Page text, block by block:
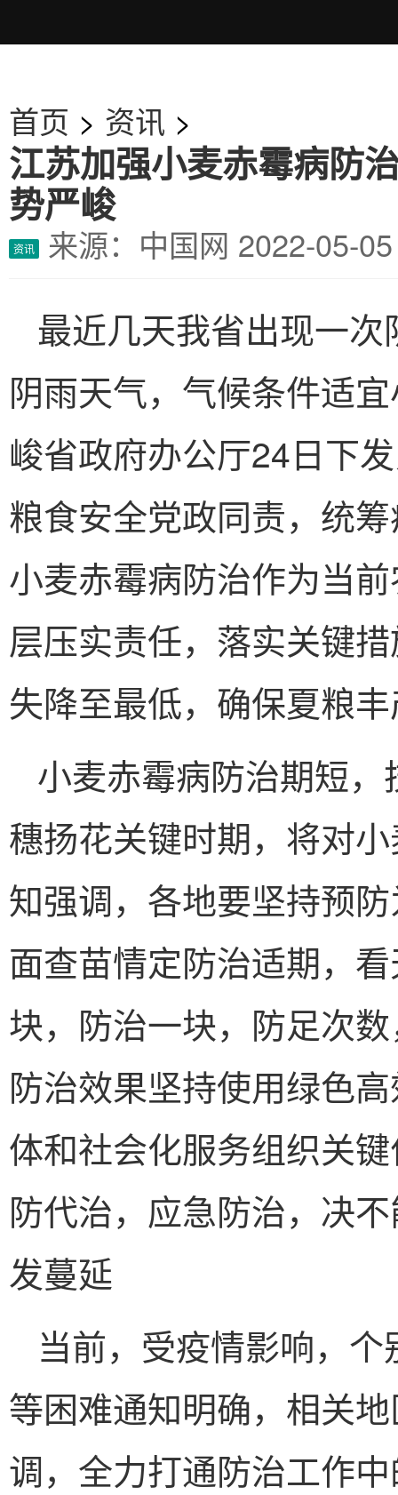
首页 > 资讯 >
江苏加强小麦赤霉病防
势严峻
资讯 来源：中国网 2022-05-
最近几天我省出现一
阴雨天气，气候条件适
峻省政府办公厅24日下
粮食安全党政同责，统
小麦赤霉病防治作为当
层压实责任，落实关键
失降至最低，确保夏粮
小麦赤霉病防治期短
穗扬花关键时期，将对
知强调，各地要坚持预
面查苗情定防治适期，
块，防治一块，防足次
防治效果坚持使用绿色
体和社会化服务组织关
防代治，应急防治，决
发蔓延
当前，受疫情影响，
等困难通知明确，相关
调，全力打通防治工作